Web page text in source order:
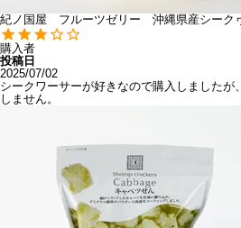
紀ノ国屋 フルーツゼリー 沖縄県産シーク
購入者
投稿日
2025/07/02
シークワーサーが好きなので購入しましたが
しません。